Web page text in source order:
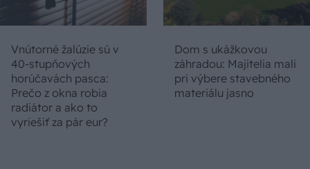
Vnútorné žalúzie sú v
40-stupňových
horúčavách pasca:
Prečo z okna robia
radiátor a ako to
vyriešiť za pár eur?
Dom s ukážkovou
záhradou: Majitelia mali
pri výbere stavebného
materiálu jasno